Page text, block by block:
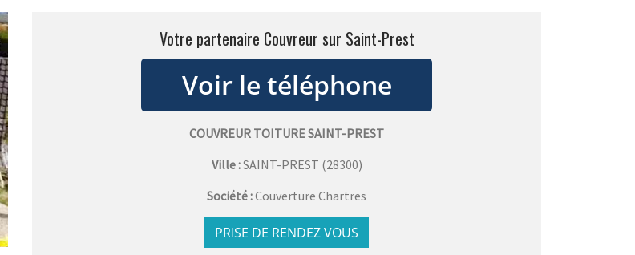
Votre partenaire Couvreur sur Saint-Prest
COUVREUR TOITURE SAINT-PREST
Ville :SAINT-PREST (28300)
Société :Couverture Chartres
PRISE DE RENDEZ VOUS